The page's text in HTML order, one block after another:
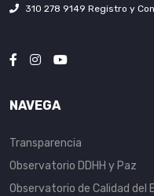
310 278 9149 Registro y
NAVEGA
Transparencia
Observatorio DDHH y Paz
Observatorio de Calidad del